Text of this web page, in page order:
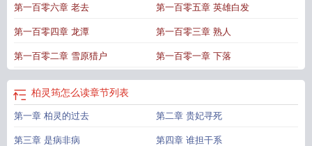
第一百零六章 老去 第一百零五章 英雄白发
第一百零四章 龙潭 第一百零三章 熟人
第一百零二章 雪原猎户 第一百零一章 下落
柏灵筠怎么读章节列表
第一章 柏灵的过去 第二章 贵妃寻死
第三章 是病非病 第四章 谁担干系